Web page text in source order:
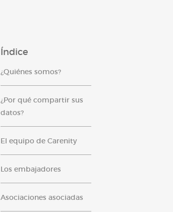
Índice
¿Quiénes somos?
¿Por qué compartir sus
datos?
El equipo de Carenity
Los embajadores
Asociaciones asociadas